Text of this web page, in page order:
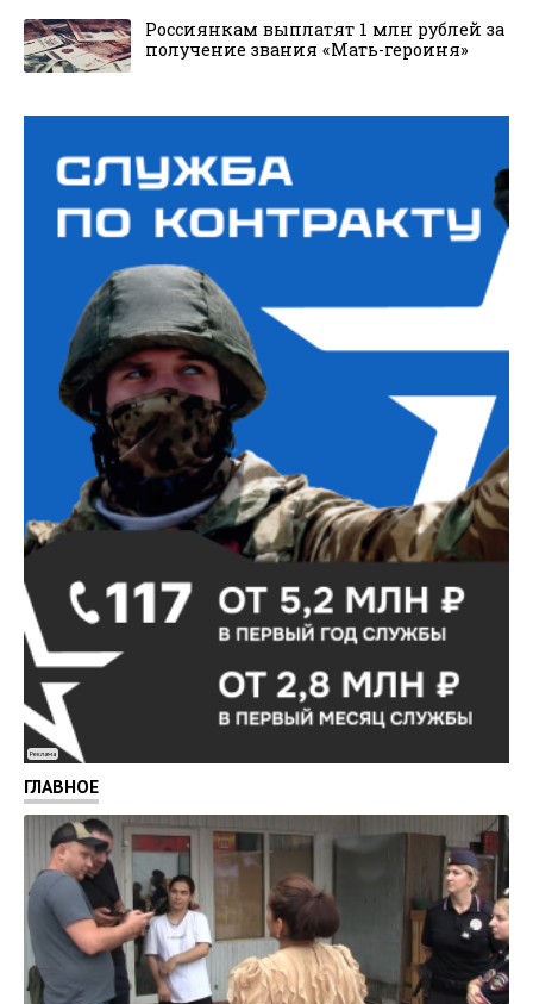
Россиянкам выплатят 1 млн рублей за
получение звания «Мать-героиня»
Реклама
ГЛАВНОЕ